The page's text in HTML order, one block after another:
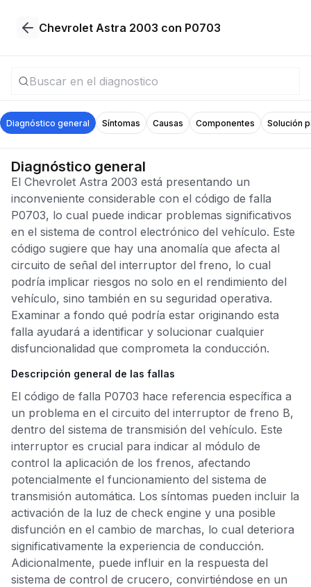
Chevrolet Astra 2003 con P0703
Diagnóstico general Síntomas Causas Componentes Solución
Diagnóstico general
El Chevrolet Astra 2003 está presentando un
inconveniente considerable con el código de falla
P0703, lo cual puede indicar problemas significativos
en el sistema de control electrónico del vehículo. Este
código sugiere que hay una anomalía que afecta al
circuito de señal del interruptor del freno, lo cual
podría implicar riesgos no solo en el rendimiento del
vehículo, sino también en su seguridad operativa.
Examinar a fondo qué podría estar originando esta
falla ayudará a identificar y solucionar cualquier
disfuncionalidad que comprometa la conducción.
Descripción general de las fallas
El código de falla P0703 hace referencia específica a
un problema en el circuito del interruptor de freno B,
dentro del sistema de transmisión del vehículo. Este
interruptor es crucial para indicar al módulo de
control la aplicación de los frenos, afectando
potencialmente el funcionamiento del sistema de
transmisión automática. Los síntomas pueden incluir la
activación de la luz de check engine y una posible
disfunción en el cambio de marchas, lo cual deteriora
significativamente la experiencia de conducción.
Adicionalmente, puede influir en la respuesta del
sistema de control de crucero, convirtiéndose en un